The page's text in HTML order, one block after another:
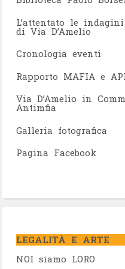
L’attentato le
di Via D’Amelio
Cronologia eventi
Rapporto MAFIA e
Via D’Amelio in
Antimfia
Galleria fotografica
Pagina Facebook
LEGALITÀ E ARTE
NOI siamo LORO